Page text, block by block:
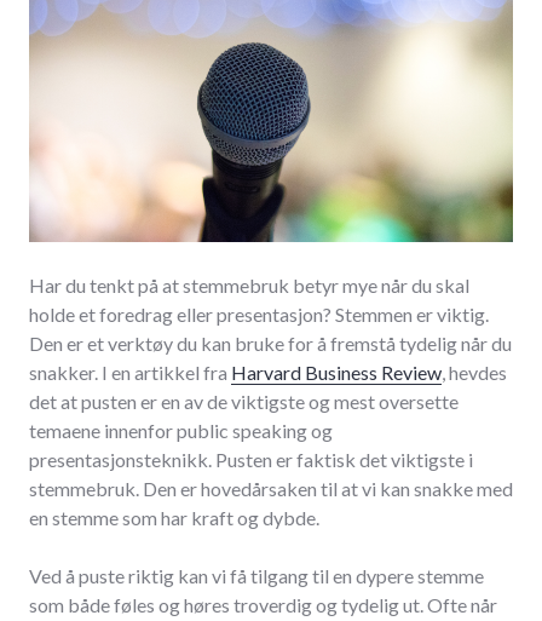
Har du tenkt på at stemmebruk betyr mye når du skal
holde et foredrag eller presentasjon? Stemmen er viktig.
Den er et verktøy du kan bruke for å fremstå tydelig når du
snakker. I en artikkel fra Harvard Business Review, hevdes
det at pusten er en av de viktigste og mest oversette
temaene innenfor public speaking og
presentasjonsteknikk. Pusten er faktisk det viktigste i
stemmebruk. Den er hovedårsaken til at vi kan snakke med
en stemme som har kraft og dybde.
Ved å puste riktig kan vi få tilgang til en dypere stemme
som både føles og høres troverdig og tydelig ut. Ofte når